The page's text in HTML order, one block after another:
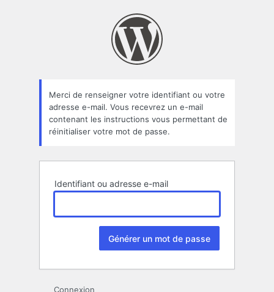
oublié
Merci de renseigner votre identifiant ou votre
adresse e-mail. Vous recevrez un e-mail
contenant les instructions vous permettant de
réinitialiser votre mot de passe.
Identifiant ou adresse e-mail
Connexion